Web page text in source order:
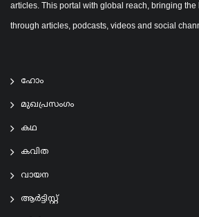
articles. This portal with global reach, bringing
through articles, podcasts, videos and social
ഹോം
മുഖപ്രസംഗം
കഥ
കവിത
വായന
ആര്‍ട്ടിസ്റ്റ്